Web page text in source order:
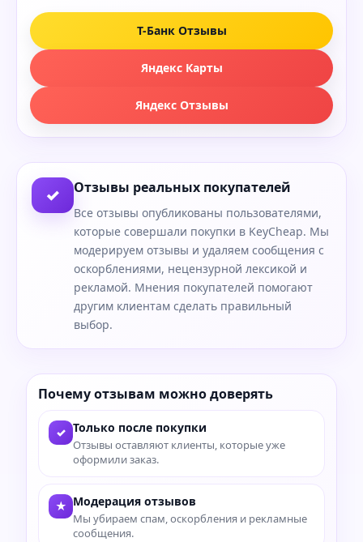
Т-Банк Отзывы
Яндекс Карты
Яндекс Отзывы
✓ Отзывы реальных покупателей
Все отзывы опубликованы пользователями,
которые совершали покупки в KeyCheap. Мы
модерируем отзывы и удаляем сообщения с
оскорблениями, нецензурной лексикой и
рекламой. Мнения покупателей помогают
другим клиентам сделать правильный
выбор.
Почему отзывам можно доверять
✓ Только после покупки
Отзывы оставляют клиенты, которые уже
оформили заказ.
★ Модерация отзывов
Мы убираем спам, оскорбления и рекламные
сообщения.